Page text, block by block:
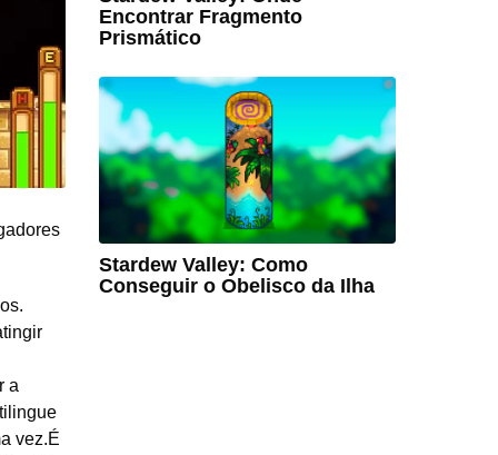
a
vez.É
Encontrar Fragmento
Prismático
Stardew Valley: Como
Conseguir o Obelisco da Ilha